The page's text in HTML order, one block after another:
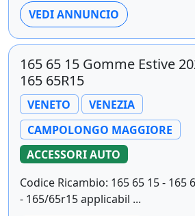
VEDI ANNUNCIO
165 65 15 Gomme Estive
165 65R15
VENETO
VENEZIA
CAMPOLONGO MAGGIORE
ACCESSORI AUTO
Codice Ricambio: 165 65 15 - 165
- 165/65r15 applicabil ...